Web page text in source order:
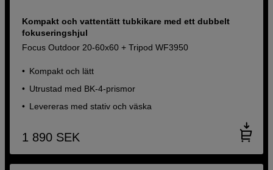
Kompakt och vattentätt tubkikare med ett dubbelt
fokuseringshjul
Focus Outdoor 20-60x60 + Tripod WF3950
Kompakt och lätt
Utrustad med BK-4-prismor
Levereras med stativ och väska
1 890 SEK